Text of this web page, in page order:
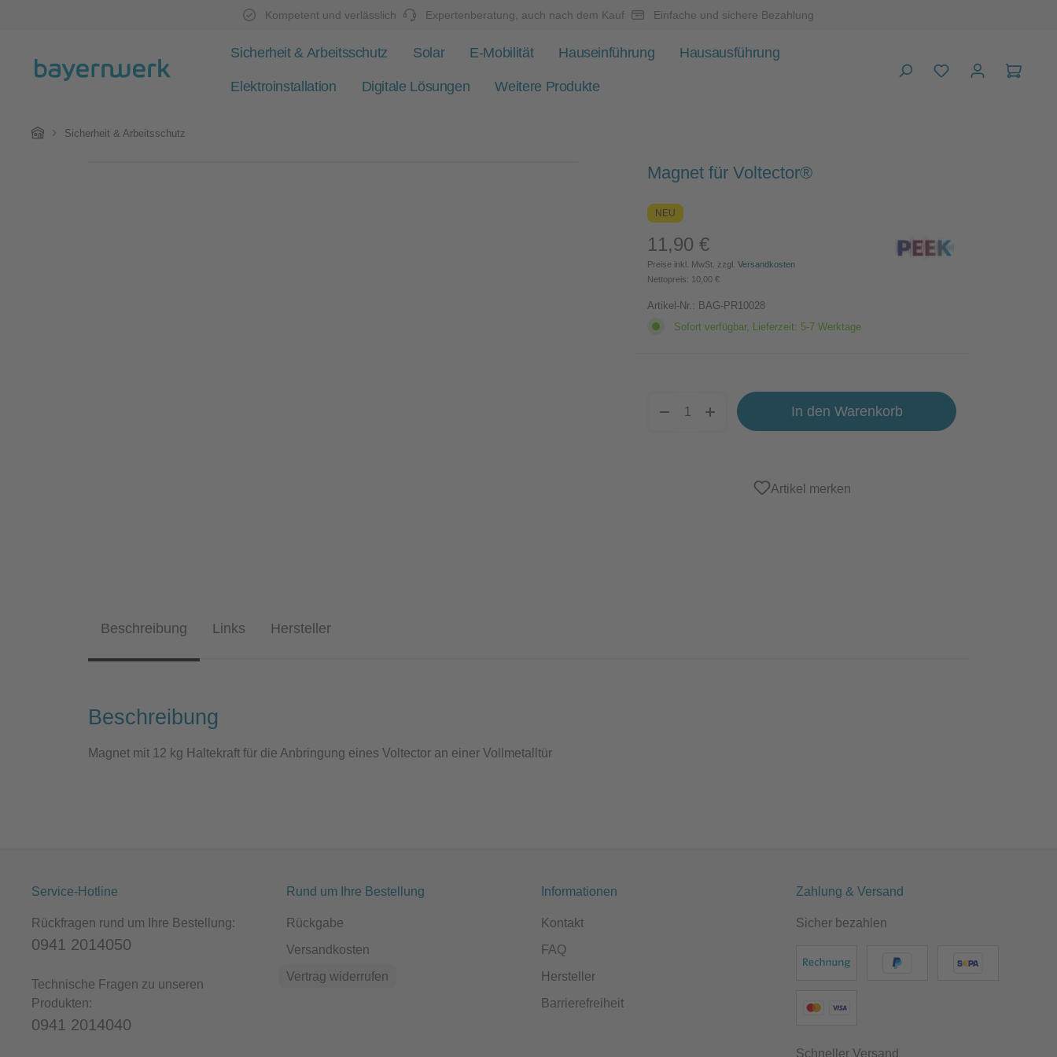
Kompetent und verlässlich Expertenberatung, auch nach dem Kauf Einfache und sichere Bezahlung
Sicherheit & Arbeitsschutz Solar E-Mobilität Hauseinführung Hausausführung
Elektroinstallation Digitale Lösungen Weitere Produkte
HomeSicherheit & Arbeitsschutz
Magnet für Voltector®
NEU
Regulärer Preis:
11,90 €
Preise inkl. MwSt. zzgl.Versandkosten
Nettopreis: 10,00 €
Artikel-Nr.: BAG-PR10028
Sofort verfügbar, Lieferzeit: 5-7 Werktage
In den Warenkorb
Artikel merken
Beschreibung Links Hersteller
Beschreibung
Magnet mit 12 kg Haltekraft für die Anbringung eines Voltector an einer Vollmetalltür
Service-Hotline
Rückfragen rund um Ihre Bestellung:
0941 2014050
Technische Fragen zu unseren
Produkten:
0941 2014040
Rund um Ihre Bestellung
Rückgabe
Versandkosten
Vertrag widerrufen
Informationen
Kontakt
FAQ
Hersteller
Barrierefreiheit
Zahlung & Versand
Sicher bezahlen
Schneller Versand